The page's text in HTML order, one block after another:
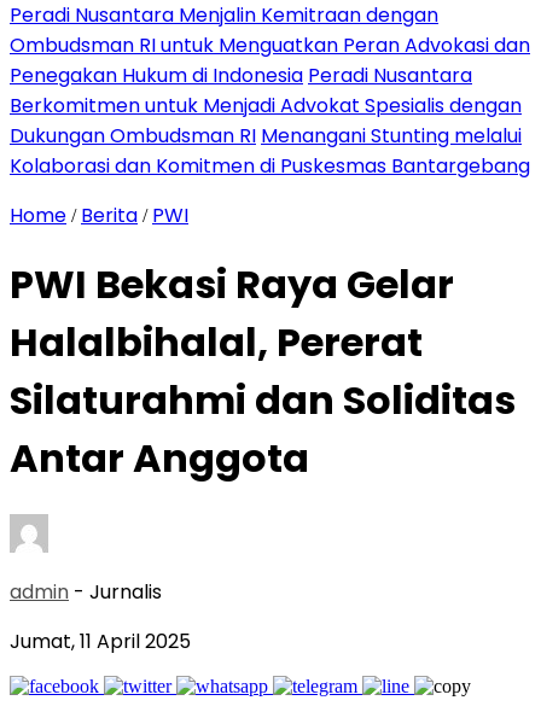
Peradi Nusantara Menjalin Kemitraan dengan
Ombudsman RI untuk Menguatkan Peran Advokasi dan
Penegakan Hukum di Indonesia Peradi Nusantara
Berkomitmen untuk Menjadi Advokat Spesialis dengan
Dukungan Ombudsman RI Menangani Stunting melalui
Kolaborasi dan Komitmen di Puskesmas Bantargebang
Home / Berita / PWI
PWI Bekasi Raya Gelar
Halalbihalal, Pererat
Silaturahmi dan Soliditas
Antar Anggota
admin - Jurnalis
Jumat, 11 April 2025